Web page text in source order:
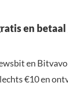
en
en
€10 en